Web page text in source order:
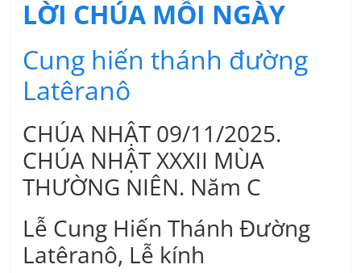
LỜI CHÚA MỖI NGÀY
Cung hiến thánh đường
Latêranô
CHÚA NHẬT 09/11/2025.
CHÚA NHẬT XXXII MÙA
THƯỜNG NIÊN. Năm C
Lễ Cung Hiến Thánh Đường
Latêranô, Lễ kính